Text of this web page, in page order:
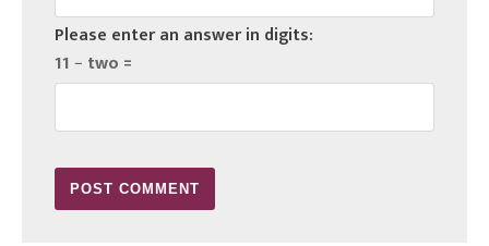
Please enter an answer in digits:
11 − two =